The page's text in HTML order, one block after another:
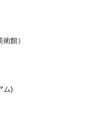
館）
ム)